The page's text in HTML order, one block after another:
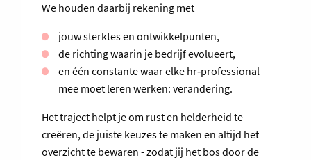
We houden daarbij rekening met
jouw sterktes en ontwikkelpunten,
de richting waarin je bedrijf evolueert,
en één constante waar elke hr‑professional
mee moet leren werken: verandering.
Het traject helpt je om rust en helderheid te
creëren, de juiste keuzes te maken en altijd het
overzicht te bewaren - zodat jij het bos door de